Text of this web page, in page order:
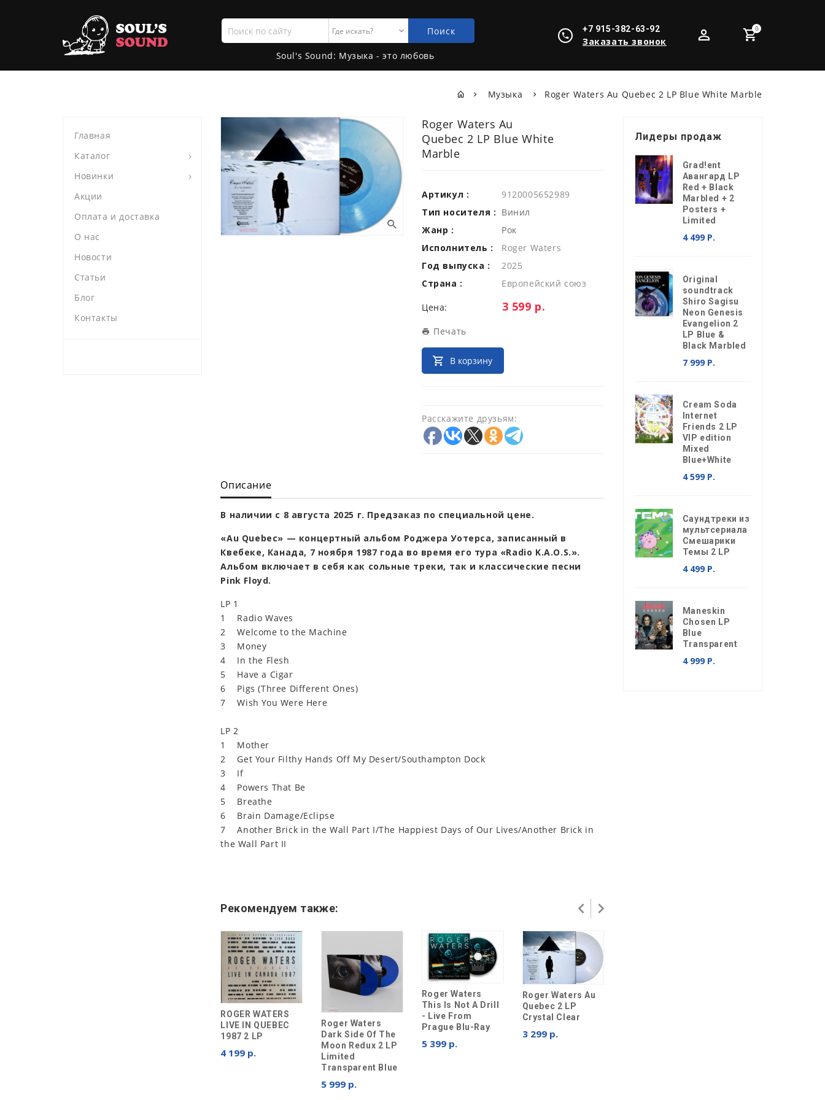
0
+7 915-382-63-92
Заказать звонок
Поиск
по
сайту
Поиск
Soul's Sound: Музыка - это любовь
Музыка Roger Waters Au Quebec 2 LP Blue White Marble
Главная
Каталог
Новинки
Акции
Оплата и доставка
О нас
Новости
Статьи
Блог
Контакты
Roger Waters Au
Quebec 2 LP Blue White
Marble
Артикул :
9120005652989
Тип носителя : Винил
Жанр :
Рок
Исполнитель :
Roger Waters
Год выпуска :
2025
Страна :
Европейский союз
Цена: Цена:
3 599 р.
Печать
В корзину
Расскажите друзьям:
Описание
В наличии с 8 августа 2025 г. Предзаказ по специальной цене.
«Au Quebec» — концертный альбом Роджера Уотерса, записанный в
Квебеке, Канада, 7 ноября 1987 года во время его тура «Radio K.A.O.S.».
Альбом включает в себя как сольные треки, так и классические песни
Pink Floyd.
LP 1
1 Radio Waves
2 Welcome to the Machine
3 Money
4 In the Flesh
5 Have a Cigar
6 Pigs (Three Different Ones)
7 Wish You Were Here
LP 2
1 Mother
2 Get Your Filthy Hands Off My Desert/Southampton Dock
3 If
4 Powers That Be
5 Breathe
6 Brain Damage/Eclipse
7 Another Brick in the Wall Part I/The Happiest Days of Our Lives/Another Brick in
the Wall Part II
Рекомендуем также:
ROGER WATERS
LIVE IN QUEBEC
1987 2 LP
4 199 р.
Roger Waters
Dark Side Of The
Moon Redux 2 LP
Limited
Transparent Blue
5 999 р.
Roger Waters
This Is Not A Drill
- Live From
Prague Blu-Ray
5 399 р.
Roger Waters Au
Quebec 2 LP
Crystal Clear
3 299 р.
Лидеры продаж
Grad!ent
Авангард LP
Red + Black
Marbled + 2
Posters +
Limited
4 499 Р.
Original
soundtrack
Shiro Sagisu
Neon Genesis
Evangelion 2
LP Blue &
Black Marbled
7 999 Р.
Cream Soda
Internet
Friends 2 LP
VIP edition
Mixed
Blue+White
4 599 Р.
Саундтреки из
мультсериала
Смешарики
Темы 2 LP
4 499 Р.
Maneskin
Chosen LP
Blue
Transparent
4 999 Р.